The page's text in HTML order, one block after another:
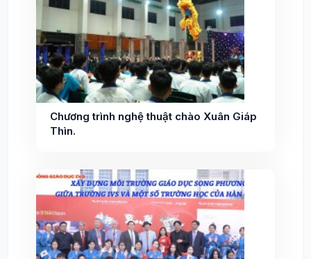
Chương trình nghệ thuật chào Xuân Giáp
Thìn.